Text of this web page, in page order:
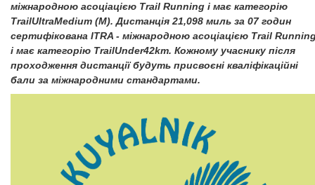
міжнародною асоціацією Trail Running і має категорію
TrailUltraMedium (M). Дистанція 21,098 миль за 07 годин
сертифікована ITRA - міжнародною асоціацією Trail
і має категорію TrailUnder42km. Кожному учаснику після
проходження дистанції будуть присвоєні кваліфікаційні
бали за міжнародними стандартами.